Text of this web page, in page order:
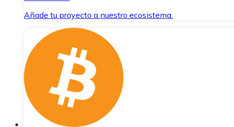
Añade tu proyecto a nuestro ecosistema.